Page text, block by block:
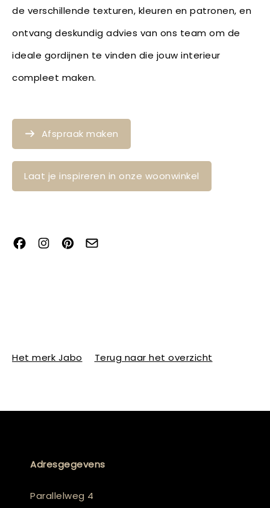
de verschillende texturen, kleuren en patronen, en
ontvang deskundig advies van ons team om de
ideale gordijnen te vinden die jouw interieur
compleet maken.
Afspraak maken
Laat je inspireren in onze woonwinkel
Het merk Jabo Terug naar het overzicht
Adresgegevens
Parallelweg 4